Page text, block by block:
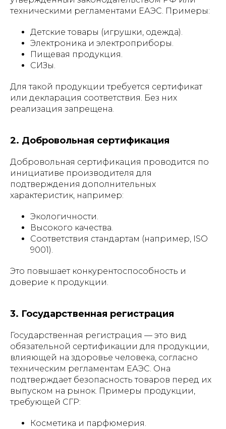
техническими регламентами ЕАЭС. Примеры:
Детские товары (игрушки, одежда).
Электроника и электроприборы.
Пищевая продукция.
СИЗы.
Для такой продукции требуется сертификат
или декларация соответствия. Без них
реализация запрещена.
2. Добровольная сертификация
Добровольная сертификация проводится по
инициативе производителя для
подтверждения дополнительных
характеристик, например:
Экологичности.
Высокого качества.
Соответствия стандартам (например, ISO
9001).
Это повышает конкурентоспособность и
доверие к продукции.
3. Государственная регистрация
Государственная регистрация — это вид
обязательной сертификации для продукции,
влияющей на здоровье человека, согласно
техническим регламентам ЕАЭС. Она
подтверждает безопасность товаров перед их
выпуском на рынок. Примеры продукции,
требующей СГР:
Косметика и парфюмерия.